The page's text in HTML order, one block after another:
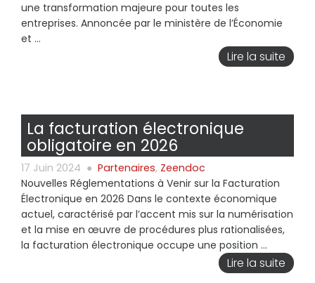
une transformation majeure pour toutes les
entreprises. Annoncée par le ministère de l’Économie
et ...
Lire la suite
La facturation électronique
obligatoire en 2026
17 Juin 2024 ● Partenaires, Zeendoc
Nouvelles Réglementations à Venir sur la Facturation
Électronique en 2026 Dans le contexte économique
actuel, caractérisé par l’accent mis sur la numérisation
et la mise en œuvre de procédures plus rationalisées,
la facturation électronique occupe une position ...
Lire la suite